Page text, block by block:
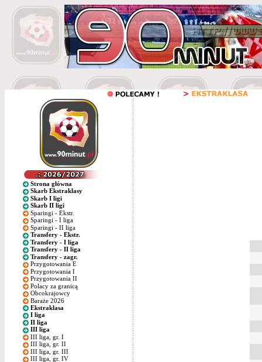
Strona główna
Skarb Ekstraklasy
Skarb I ligi
Skarb II ligi
Sparingi - Ekstr.
Sparingi - I liga
Sparingi - II liga
Transfery - Ekstr.
Transfery - I liga
Transfery - II liga
Transfery - zagr.
Przygotowania E
Przygotowania I
Przygotowania II
Polacy za granicą
Obcokrajowcy
Baraże 2026
Ekstraklasa
I liga
II liga
III liga
III liga, gr. I
III liga, gr. II
III liga, gr. III
III liga, gr. IV